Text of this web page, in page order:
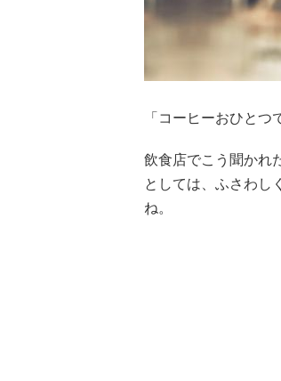
「コーヒーおひとつ
飲食店でこう聞かれ
としては、ふさわし
ね。